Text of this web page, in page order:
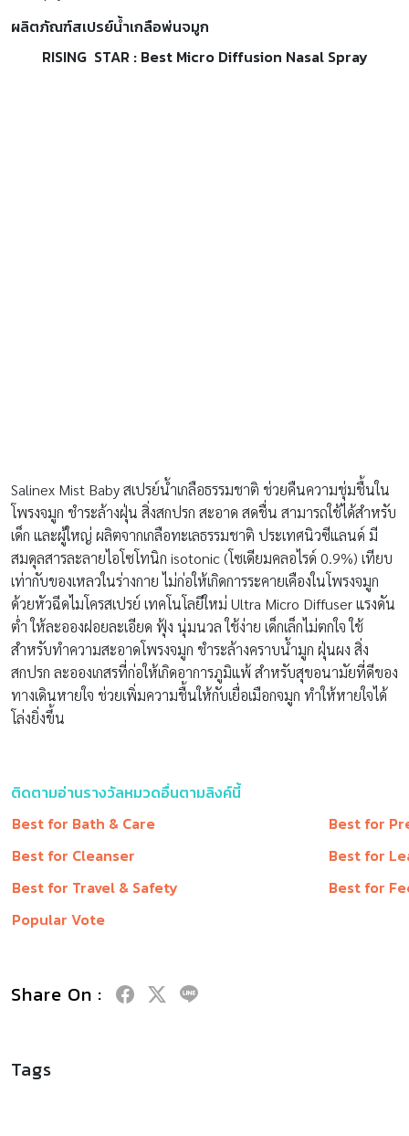
ผลิตภัณฑ์สเปรย์น้ำเกลือพ่นจมูก
RISING STAR : Best Micro Diffusion Nasal Spray
Salinex Mist Baby สเปรย์น้ำเกลือธรรมชาติ ช่วยคืนความชุ่มชื้นใน
โพรงจมูก ชำระล้างฝุ่น สิ่งสกปรก สะอาด สดชื่น สามารถใช้ได้สำหรับ
เด็ก และผู้ใหญ่ ผลิตจากเกลือทะเลธรรมชาติ ประเทศนิวซีแลนด์ มี
สมดุลสารละลายไอโซโทนิก isotonic (โซเดียมคลอไรด์ 0.9%) เทียบ
เท่ากับของเหลวในร่างกาย ไม่ก่อให้เกิดการระคายเคืองในโพรงจมูก
ด้วยหัวฉีดไมโครสเปรย์ เทคโนโลยีใหม่ Ultra Micro Diffuser แรงดัน
ต่ำ ให้ละอองฝอยละเอียด ฟุ้ง นุ่มนวล ใช้ง่าย เด็กเล็กไม่ตกใจ ใช้
สำหรับทำความสะอาดโพรงจมูก ชำระล้างคราบน้ำมูก ฝุ่นผง สิ่ง
สกปรก ละอองเกสรที่ก่อให้เกิดอาการภูมิแพ้ สำหรับสุขอนามัยที่ดีของ
ทางเดินหายใจ ช่วยเพิ่มความชื้นให้กับเยื่อเมือกจมูก ทำให้หายใจได้
โล่งยิ่งขึ้น
ติดตามอ่านรางวัลหมวดอื่นตามลิงค์นี้
Best for Bath & Care
Best for
Best for Cleanser
Best for
Best for Travel & Safety
Best for
Popular Vote
Share On :
Tags